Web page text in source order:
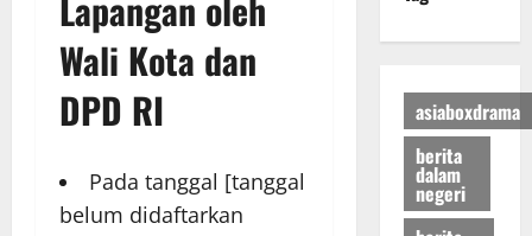
Wali Kota dan
DPD RI
Pada tanggal [tanggal
belum didaftarkan
asiaboxdrama
berita
dalam
negeri